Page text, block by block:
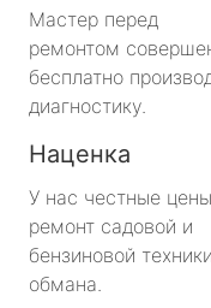
Мастер перед
ремонтом
бесплатно
диагностику.
Наценка
У нас честные
ремонт садовой и
бензиновой
обмана.